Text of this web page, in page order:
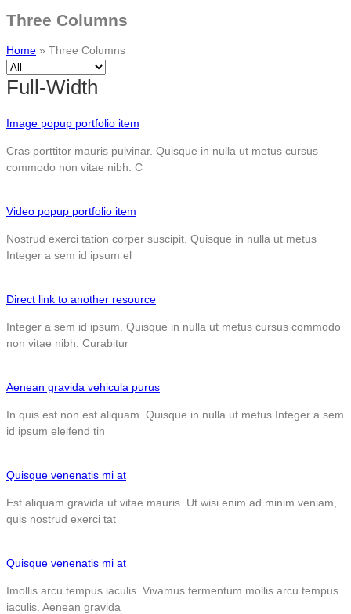
Three Columns
Home » Three Columns
Full-Width
Image popup portfolio item
Cras porttitor mauris pulvinar. Quisque in nulla ut metus cursus
commodo non vitae nibh. C
Video popup portfolio item
Nostrud exerci tation corper suscipit. Quisque in nulla ut metus
Integer a sem id ipsum el
Direct link to another resource
Integer a sem id ipsum. Quisque in nulla ut metus cursus commodo
non vitae nibh. Curabitur
Aenean gravida vehicula purus
In quis est non est aliquam. Quisque in nulla ut metus Integer a sem
id ipsum eleifend tin
Quisque venenatis mi at
Est aliquam gravida ut vitae mauris. Ut wisi enim ad minim veniam,
quis nostrud exerci tat
Quisque venenatis mi at
Imollis arcu tempus iaculis. Vivamus fermentum mollis arcu tempus
iaculis. Aenean gravida